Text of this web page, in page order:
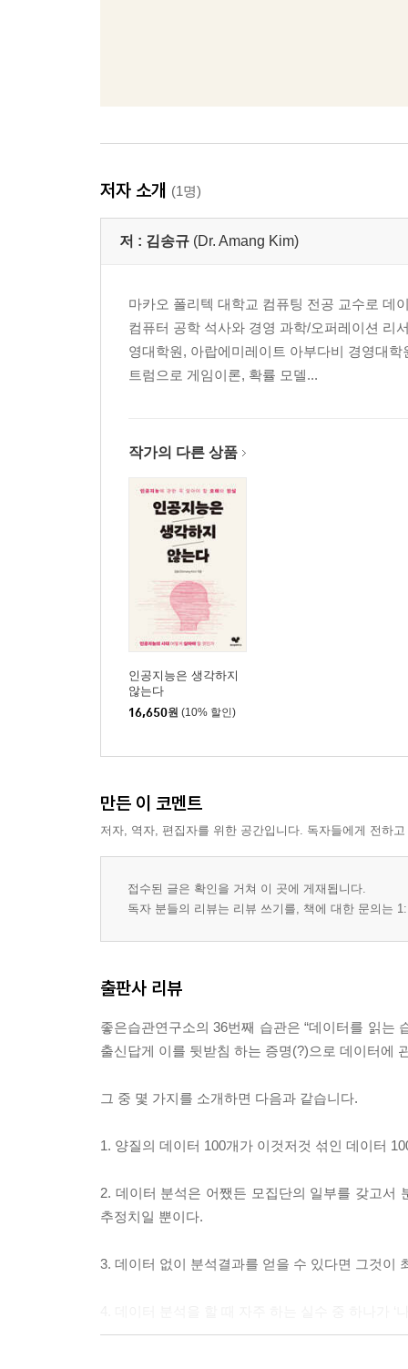
저자 소개 (1명)
저 : 김송규 (Dr. Amang Kim)
마카오 폴리텍 대학교 컴퓨팅 전공 교수로 데
컴퓨터 공학 석사와 경영 과학/오퍼레이션 리
영대학원, 아랍에미레이트 아부다비 경영대
트럼으로 게임이론, 확률 모델...
작가의 다른 상품
인공지능은 생각하지
않는다
16,650원 (10% 할인)
만든 이 코멘트
저자, 역자, 편집자를 위한 공간입니다. 독자들에게 전하
접수된 글은 확인을 거쳐 이 곳에 게재됩니다.
독자 분들의 리뷰는 리뷰 쓰기를, 책에 대한 문의는
출판사 리뷰
좋은습관연구소의 36번째 습관은 “데이터를 읽는
출신답게 이를 뒷받침 하는 증명(?)으로 데이터에
그 중 몇 가지를 소개하면 다음과 같습니다.
1. 양질의 데이터 100개가 이것저것 섞인 데이터
2. 데이터 분석은 어쨌든 모집단의 일부를 갖고서
추정치일 뿐이다.
3. 데이터 없이 분석결과를 얻을 수 있다면 그것이